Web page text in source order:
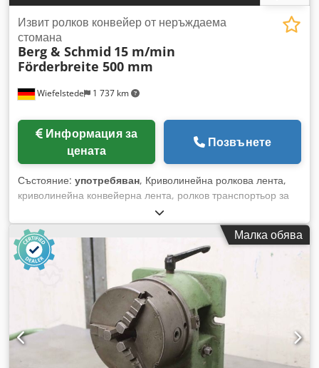
Wiefelstede 1 737 km
Извит ролков конвейер от неръждаема
стомана
Berg & Schmid 15 m/min
Förderbreite 500 mm
Информация за
цената
Позвънете
Състояние: употребяван, Криволинейна ролкова лента,
криволинейна конвейерна лента, ролков транспортьор за
завои, извита ролкова линия, криволинейна ролкова
конвейерна система, ролкова крива, моторизирана
криволинейна конвейерна лента, ролкова транспортьорна
линия, моторизирана ролкова крива за транспортиране.
Dodetvb Eyepfx Ahyokr - Производител: Schmid
Fördertechnik, моторизирана ролкова крива за конвейер
90° - Корпус: неръждаема стомана - Ролки: Ø 55-85 x 500
мм - Скорост: 15 м/мин - Задвижване: SEW-Eurodrive,
вижте снимката на табелката с данни - Ширина на
транспортиране: приблизително 500 мм - Транспортни
размери: 2000/1200/H830 мм - Тегло: 141 кг с палета
Малка обява